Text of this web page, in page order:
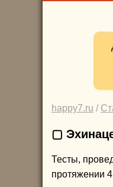
happy7.ru /
▢
Тесты,
протяжении